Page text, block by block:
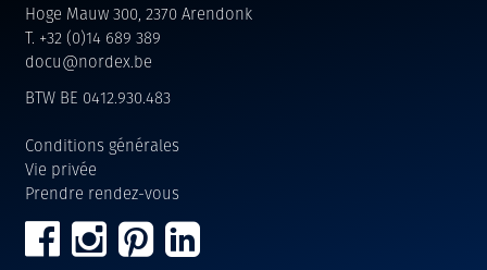
Hoge Mauw 300, 2370 Arendonk
T. +32 (0)14 689 389
docu@nordex.be
BTW BE 0412.930.483
Conditions générales
Vie privée
Prendre rendez-vous